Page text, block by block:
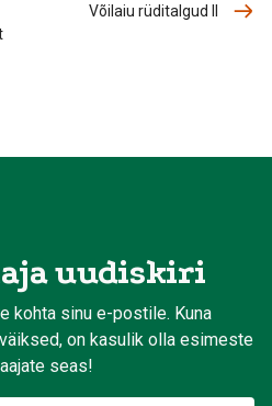
Võilaiu rüditalgud II
uudiskiri
kohta sinu e-postile. Kuna
on kasulik olla esimeste
seas!